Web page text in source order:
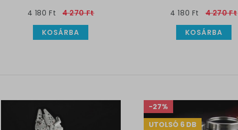
4 180 Ft
4 270 Ft
KOSÁRBA
4 180 Ft
4 270 Ft
KOSÁRBA
-27%
UTOLSÓ 6 DB